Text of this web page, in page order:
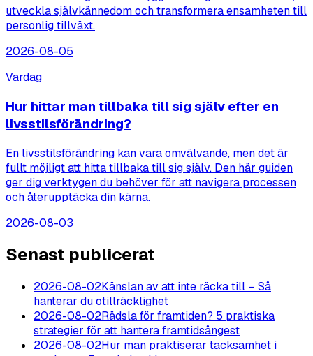
utveckla självkännedom och transformera ensamheten till
personlig tillväxt.
2026-08-05
Vardag
Hur hittar man tillbaka till sig själv efter en
livsstilsförändring?
En livsstilsförändring kan vara omvälvande, men det är
fullt möjligt att hitta tillbaka till sig själv. Den här guiden
ger dig verktygen du behöver för att navigera processen
och återupptäcka din kärna.
2026-08-03
Senast publicerat
2026-08-02Känslan av att inte räcka till – Så
hanterar du otillräcklighet
2026-08-02Rädsla för framtiden? 5 praktiska
strategier för att hantera framtidsångest
2026-08-02Hur man praktiserar tacksamhet i